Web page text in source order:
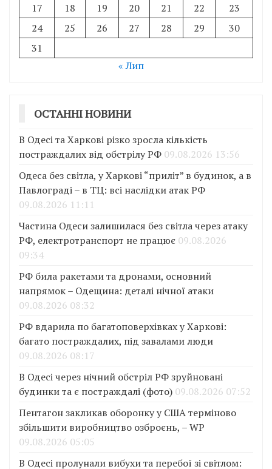
17
18 19 20 21 22
23
24
25 26 27 28 29
30
31
« Лип
ОСТАННІ НОВИНИ
В Одесі та Харкові різко зросла кількість
постраждалих від обстрілу РФ 09.08.2026 13:56
Одеса без світла, у Харкові “приліт” в будинок, а в
Павлограді – в ТЦ: всі наслідки атак РФ
09.08.2026 11:11
Частина Одеси залишилася без світла через атаку
РФ, електротранспорт не працює 09.08.2026
09:34
РФ била ракетами та дронами, основний
напрямок – Одещина: деталі нічної атаки
09.08.2026 08:32
РФ вдарила по багатоповерхівках у Харкові:
багато постраждалих, під завалами люди
09.08.2026 08:17
В Одесі через нічний обстріл РФ зруйновані
будинки та є постраждалі (фото) 09.08.2026 07:52
Пентагон закликав оборонку у США терміново
збільшити виробництво озброєнь, – WP
09.08.2026 05:05
В Одесі пролунали вибухи та перебої зі світлом: